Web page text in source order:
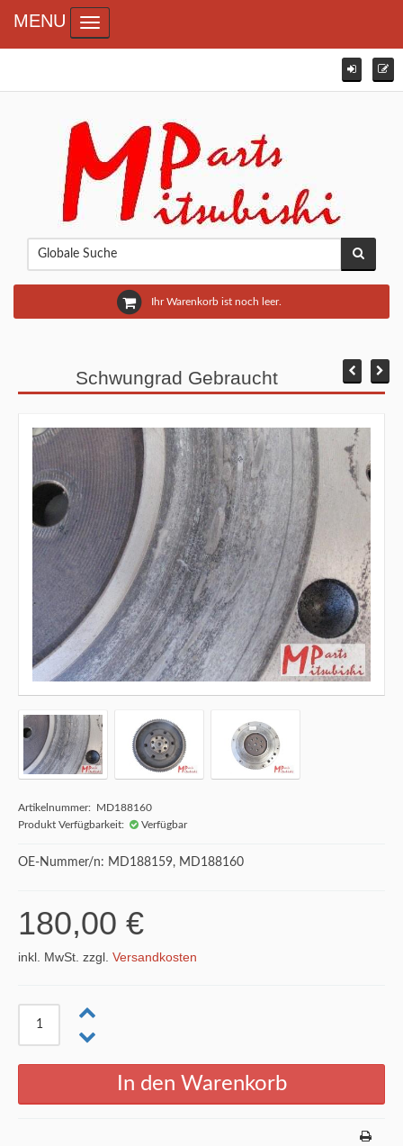
Ihr Warenkorb ist noch leer.
MENU Toggle navigation
Schwungrad Gebraucht
Artikelnummer: MD188160
Produkt Verfügbarkeit:
Verfügbar
OE-Nummer/n: MD188159, MD188160
180,00 €
inkl. MwSt. zzgl. Versandkosten